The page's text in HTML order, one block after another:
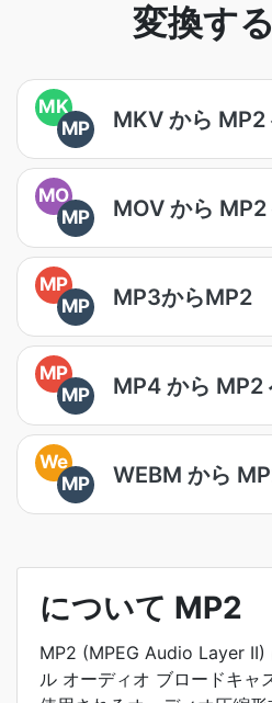
変換す
MK
MP
MKV から MP2
MO
MP
MOV から MP2
MP
MP
MP3からMP2
MP
MP
MP4 から MP2
We
MP
WEBM から
について MP2
MP2 (MPEG Audio Layer II)
ル オーディオ ブロードキャ